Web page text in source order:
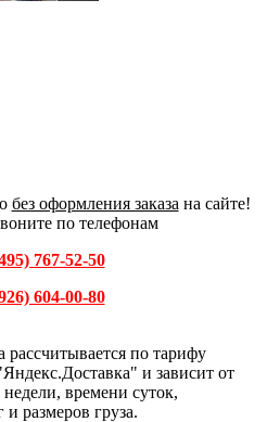
без оформления заказа на сайте!
по телефонам
767-52-50
604-00-80
рассчитывается по тарифу
и зависит от
недели, времени суток,
и размеров груза.